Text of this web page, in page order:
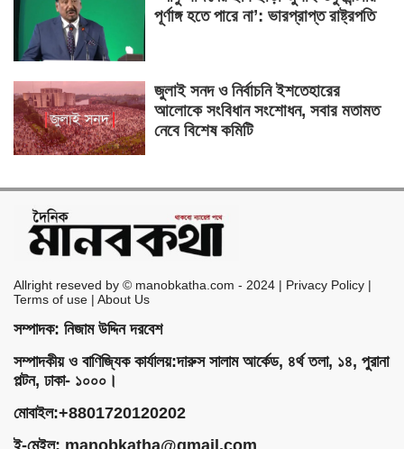
পূর্ণাঙ্গ হতে পারে না’: ভারপ্রাপ্ত রাষ্ট্রপতি
জুলাই সনদ ও নির্বাচনি ইশতেহারের
আলোকে সংবিধান সংশোধন, সবার মতামত
নেবে বিশেষ কমিটি
Allright reseved by © manobkatha.com - 2024 | Privacy Policy |
Terms of use | About Us
সম্পাদক: নিজাম উদ্দিন দরবেশ
সম্পাদকীয় ও বাণিজ্যিক কার্যালয়:দারুস সালাম আর্কেড, ৪র্থ তলা, ১৪, পুরানা
পল্টন, ঢাকা- ১০০০।
মোবাইল:+8801720120202
ই-মেইল: manobkatha@gmail.com